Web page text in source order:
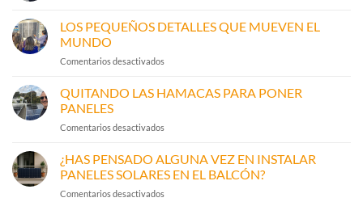
Y
APUESTA
LOS PEQUEÑOS DETALLES QUE MUEVEN EL
MUNDO
Comentarios desactivados
PEQUEÑOS
MUEVEN
MUNDO
QUITANDO LAS HAMACAS PARA PONER
PANELES
Comentarios desactivados
LAS
PARA
PONER
¿HAS PENSADO ALGUNA VEZ EN INSTALAR
PANELES SOLARES EN EL BALCÓN?
Comentarios desactivados